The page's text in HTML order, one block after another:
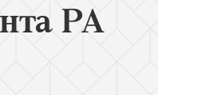
РА